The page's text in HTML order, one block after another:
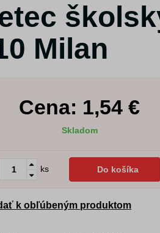
Milan
Cena: 1,54 €
Skladom
ks Do košíka
k obľúbeným produktom